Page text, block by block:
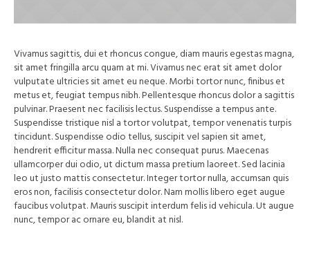
Vivamus sagittis, dui et rhoncus congue, diam mauris egestas magna,
sit amet fringilla arcu quam at mi. Vivamus nec erat sit amet dolor
vulputate ultricies sit amet eu neque. Morbi tortor nunc, finibus et
metus et, feugiat tempus nibh. Pellentesque rhoncus dolor a sagittis
pulvinar. Praesent nec facilisis lectus. Suspendisse a tempus ante.
Suspendisse tristique nisl a tortor volutpat, tempor venenatis turpis
tincidunt. Suspendisse odio tellus, suscipit vel sapien sit amet,
hendrerit efficitur massa. Nulla nec consequat purus. Maecenas
ullamcorper dui odio, ut dictum massa pretium laoreet. Sed lacinia
leo ut justo mattis consectetur. Integer tortor nulla, accumsan quis
eros non, facilisis consectetur dolor. Nam mollis libero eget augue
faucibus volutpat. Mauris suscipit interdum felis id vehicula. Ut augue
nunc, tempor ac ornare eu, blandit at nisl.